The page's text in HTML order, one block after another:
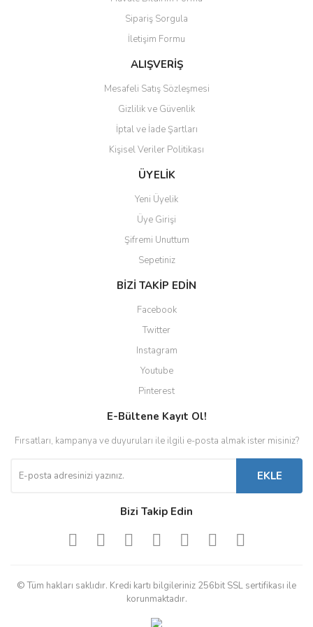
Ürün bilgilerinde hatalar bulunuyor.
Ürün fiyatı diğer sitelerden daha pahalı.
Bu ürüne benzer farklı alternatifler olmalı.
Gönder
Sipariş Sorgula
İletişim Formu
ALIŞVERİŞ
Mesafeli Satış Sözleşmesi
Gizlilik ve Güvenlik
İptal ve İade Şartları
Kişisel Veriler Politikası
ÜYELİK
Yeni Üyelik
Üye Girişi
Şifremi Unuttum
Sepetiniz
BİZİ TAKİP EDİN
Facebook
Twitter
Instagram
Youtube
Pinterest
E-Bültene Kayıt Ol!
Fırsatları, kampanya ve duyuruları ile ilgili e-posta almak ister misiniz?
EKLE
Bizi Takip Edin
© Tüm hakları saklıdır. Kredi kartı bilgileriniz 256bit SSL sertifikası ile
korunmaktadır.